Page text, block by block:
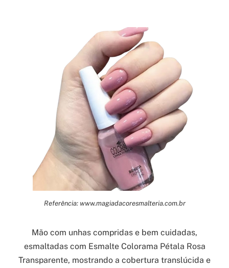
Referência: www.magiadacoresmalteria.com.br
Mão com unhas compridas e bem cuidadas,
esmaltadas com Esmalte Colorama Pétala Rosa
Transparente, mostrando a cobertura translúcida e